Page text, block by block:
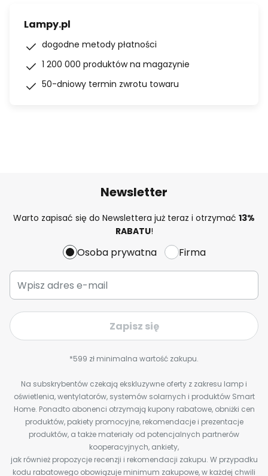
Lampy.pl
dogodne metody płatności
1 200 000 produktów na magazynie
50-dniowy termin zwrotu towaru
Newsletter
Warto zapisać się do Newslettera już teraz i otrzymać 13%
RABATU!
Osoba prywatna Firma
Zapisz się
*599 zł minimalna wartość zakupu.
Na subskrybentów czekają ekskluzywne oferty z zakresu lamp i
oświetlenia, wentylatorów, systemów solarnych i produktów Smart
Home. Ponadto abonenci otrzymają kupony rabatowe, obniżki cen
produktów, pakiety promocyjne, rekomendacje i prezentacje
produktów, a także materiały od potencjalnych partnerów
kooperacyjnych, ankiety,
jak również propozycje recenzji i rekomendacji zakupu. W przypadku
kodu rabatowego obowiązuje minimum zakupowe, w każdej chwili